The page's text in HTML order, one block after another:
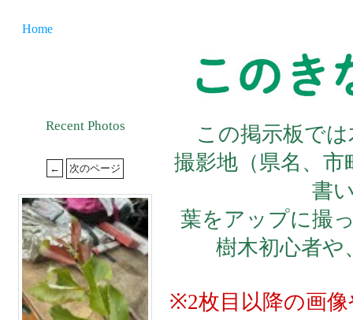
Home
Recent Photos
この掲示板で
撮影地（県名、
書
葉をアップに撮
樹木初心者や
※2枚目以降の画